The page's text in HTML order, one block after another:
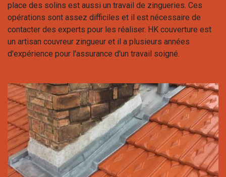
place des solins est aussi un travail de zingueries. Ces
opérations sont assez difficiles et il est nécessaire de
contacter des experts pour les réaliser. HK couverture est
un artisan couvreur zingueur et il a plusieurs années
d'expérience pour l'assurance d'un travail soigné.